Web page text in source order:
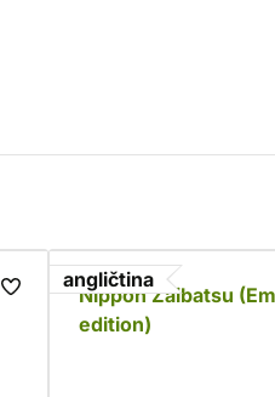
angličtina
Nippon Zaibatsu
edition)